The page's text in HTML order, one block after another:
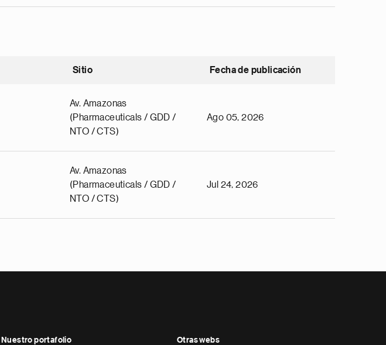
Sitio Fecha de publicación
Av. Amazonas
(Pharmaceuticals / GDD /
NTO / CTS)
Ago 05, 2026
Av. Amazonas
(Pharmaceuticals / GDD /
NTO / CTS)
Jul 24, 2026
Nuestro portafolio Otras webs